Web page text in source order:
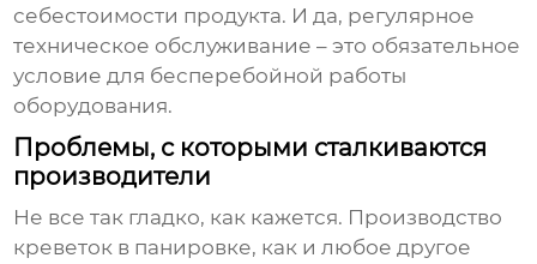
себестоимости продукта. И да, регулярное
техническое обслуживание – это обязательное
условие для бесперебойной работы
оборудования.
Проблемы, с которыми сталкиваются
производители
Не все так гладко, как кажется. Производство
креветок в панировке, как и любое другое